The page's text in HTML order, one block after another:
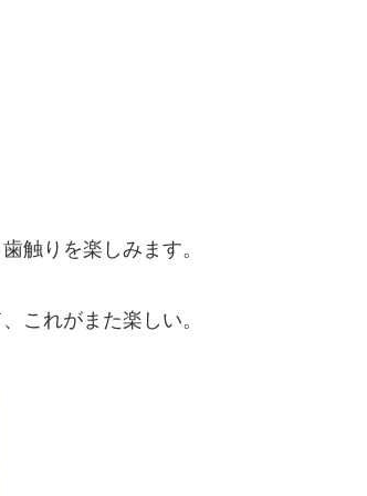
触りを楽しみます。
これがまた楽しい。